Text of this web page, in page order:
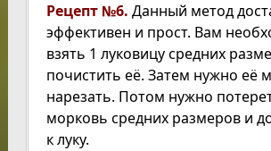
Рецепт №6. Данный метод
эффективен и прост. Вам
взять 1 луковицу средних
почистить её. Затем нужно её
нарезать. Потом нужно
морковь средних размеров и
к луку.